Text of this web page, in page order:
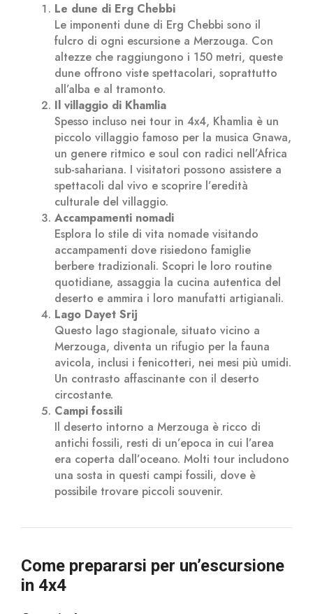
Le dune di Erg Chebbi
Le imponenti dune di Erg Chebbi sono il
fulcro di ogni escursione a Merzouga. Con
altezze che raggiungono i 150 metri, queste
dune offrono viste spettacolari, soprattutto
all’alba e al tramonto.
Il villaggio di Khamlia
Spesso incluso nei tour in 4x4, Khamlia è un
piccolo villaggio famoso per la musica Gnawa,
un genere ritmico e soul con radici nell’Africa
sub-sahariana. I visitatori possono assistere a
spettacoli dal vivo e scoprire l’eredità
culturale del villaggio.
Accampamenti nomadi
Esplora lo stile di vita nomade visitando
accampamenti dove risiedono famiglie
berbere tradizionali. Scopri le loro routine
quotidiane, assaggia la cucina autentica del
deserto e ammira i loro manufatti artigianali.
Lago Dayet Srij
Questo lago stagionale, situato vicino a
Merzouga, diventa un rifugio per la fauna
avicola, inclusi i fenicotteri, nei mesi più umidi.
Un contrasto affascinante con il deserto
circostante.
Campi fossili
Il deserto intorno a Merzouga è ricco di
antichi fossili, resti di un’epoca in cui l’area
era coperta dall’oceano. Molti tour includono
una sosta in questi campi fossili, dove è
possibile trovare piccoli souvenir.
Come prepararsi per un’escursione
in 4x4